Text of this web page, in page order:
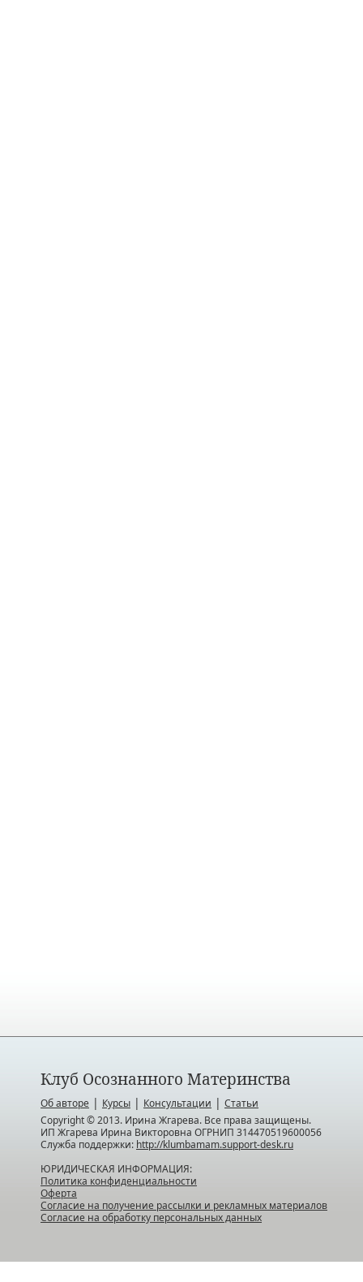
Клуб Осознанного Материнства
Об авторе | Курсы | Консультации | Статьи
Copyright © 2013. Ирина Жгарева. Все права защищены.
ИП Жгарева Ирина Викторовна ОГРНИП 314470519600056
Служба поддержки: http://klumbamam.support-desk.ru
ЮРИДИЧЕСКАЯ ИНФОРМАЦИЯ:
Политика конфиденциальности
Оферта
Согласие на получение рассылки и рекламных материалов
Согласие на обработку персональных данных